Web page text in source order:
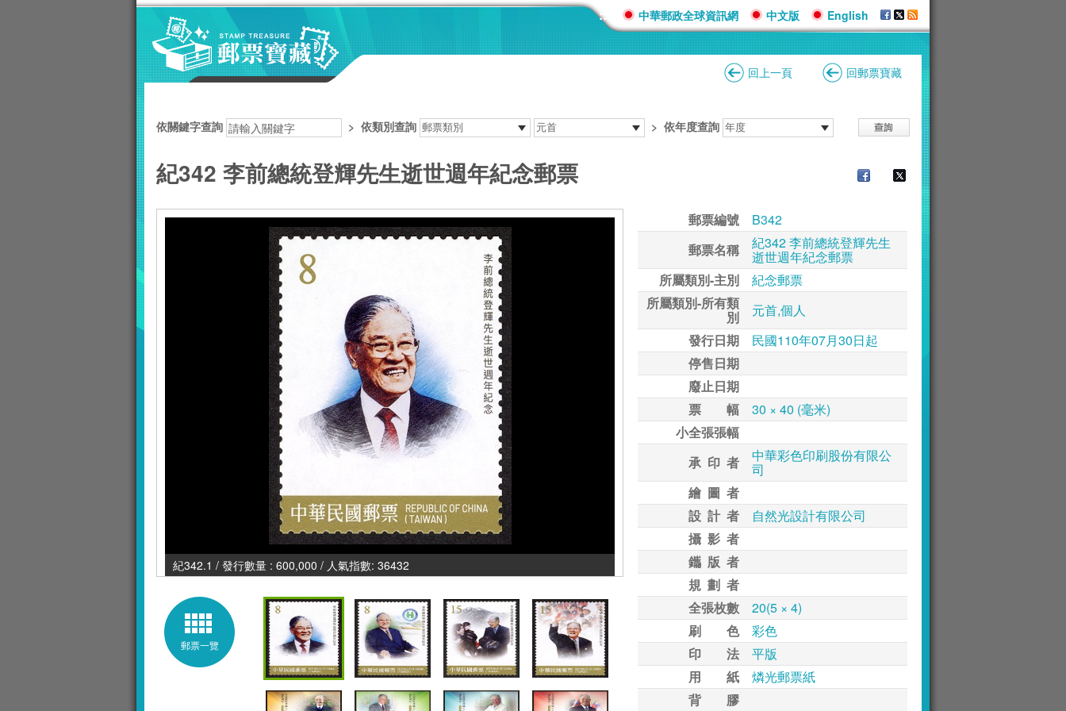
::: 中華郵政全球資訊網 中文版 English
回上一頁 回郵票寶藏
依關鍵字查詢 > 依類別查詢 > 依年度查詢
紀342 李前總統登輝先生逝世週年紀念郵票
紀342.1 / 發行數量 : 600,000 / 人氣指數: 36432
郵票一覽
郵票編號
B342
郵票名稱
紀342 李前總統登輝先生
逝世週年紀念郵票
所屬類別-主別
紀念郵票
所屬類別-所有類
別
元首,個人
發行日期
民國110年07月30日起
停售日期
廢止日期
票 幅
30 × 40 (毫米)
小全張張幅
承 印 者
中華彩色印刷股份有限公
司
繪 圖 者
設 計 者
自然光設計有限公司
攝 影 者
鑴 版 者
規 劃 者
全張枚數
20(5 × 4)
刷 色
彩色
印 法
平版
用 紙
燐光郵票紙
背 膠